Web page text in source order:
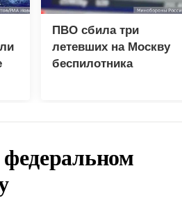
ПВО сбила три
летевших на Москву
беспилотника